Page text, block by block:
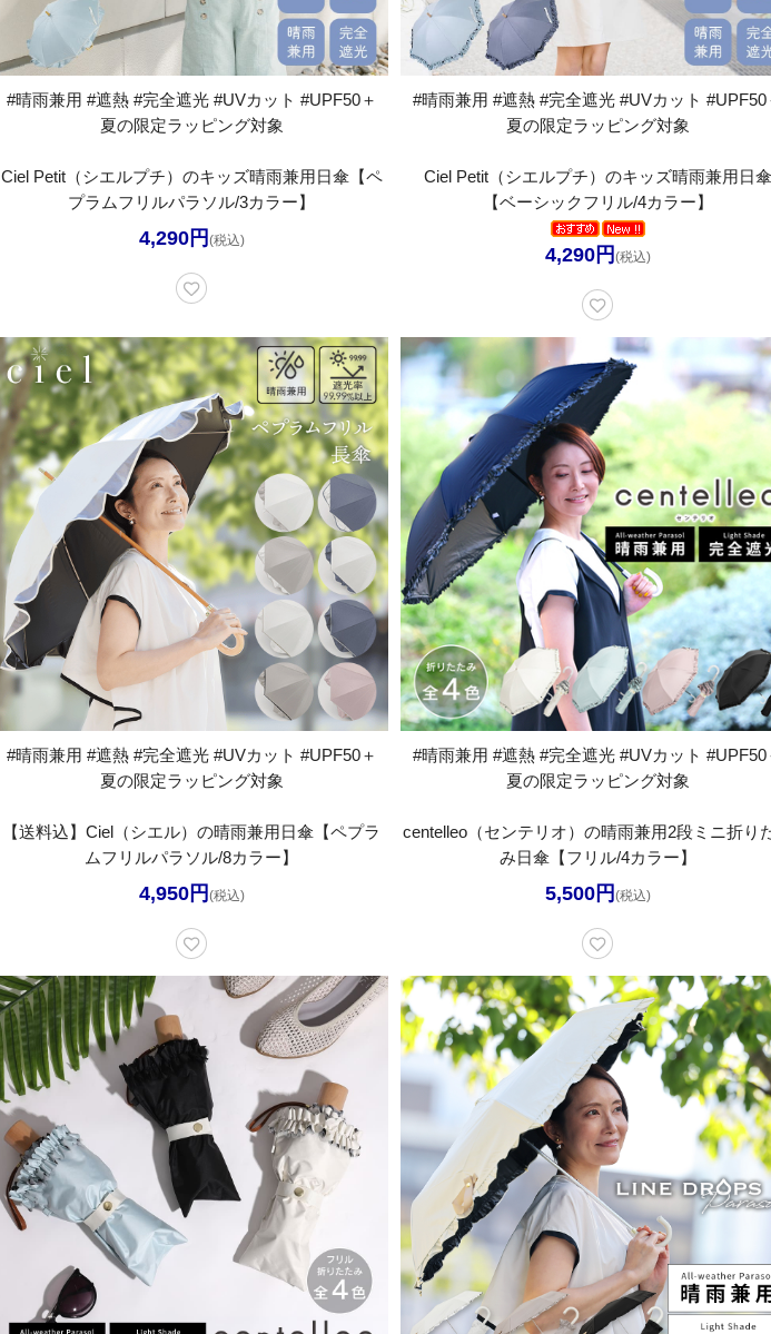
#晴雨兼用 #遮熱 #完全遮光 #UVカット #UPF50＋
夏の限定ラッピング対象
Ciel Petit（シエルプチ）のキッズ晴雨兼用日傘【ペ
プラムフリルパラソル/3カラー】
4,290円 (税込)
#晴雨兼用 #遮熱 #完全遮光 #UVカット #UPF50
夏の限定ラッピング対象
Ciel Petit（シエルプチ）のキッズ晴雨兼用日傘
【ベーシックフリル/4カラー】
4,290円 (税込)
#晴雨兼用 #遮熱 #完全遮光 #UVカット #UPF50＋
夏の限定ラッピング対象
【送料込】Ciel（シエル）の晴雨兼用日傘【ペプラ
ムフリルパラソル/8カラー】
4,950円 (税込)
#晴雨兼用 #遮熱 #完全遮光 #UVカット #UPF50
夏の限定ラッピング対象
centelleo（センテリオ）の晴雨兼用2段ミニ折り
み日傘【フリル/4カラー】
5,500円 (税込)